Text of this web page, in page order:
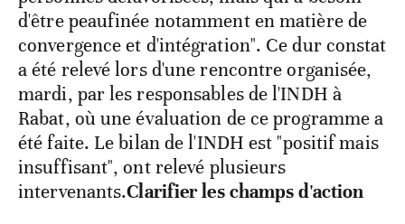
d'être peaufinée notamment en matière de
convergence et d'intégration". Ce dur constat
a été relevé lors d'une rencontre organisée,
mardi, par les responsables de l'INDH à
Rabat, où une évaluation de ce programme a
été faite. Le bilan de l'INDH est "positif mais
insuffisant", ont relevé plusieurs
intervenants.Clarifier les champs d'action